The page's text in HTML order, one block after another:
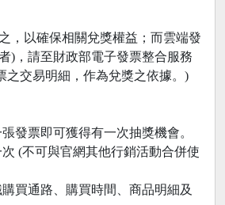
，以確保相關兌獎權益；而雲端發
)，請至財政部電子發票整合服務
之交易明細，作為兌獎之依據。)
發票即可獲得有一次抽獎機會。
(不可與官網其他行銷活動合併使
買通路、購買時間、商品明細及